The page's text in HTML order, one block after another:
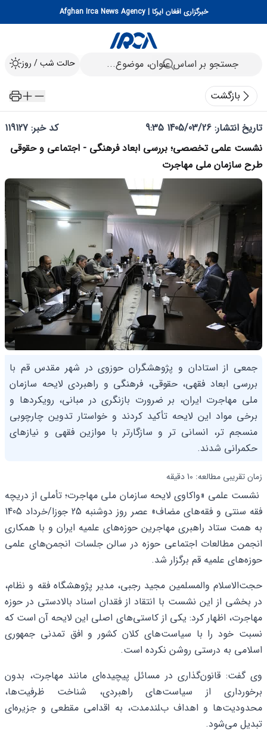
خبرگزاری افغان ایرکا | Afghan Irca News Agency
حالت شب / روز
بازگشت
تاریخ انتشار: 1405/03/26 9:35
کد خبر: 119127
نشست علمی تخصصی؛ بررسی ابعاد فرهنگی - اجتماعی و حقوقی
طرح سازمان ملی مهاجرت
جمعی از استادان و پژوهشگران حوزوی در شهر مقدس قم با
بررسی ابعاد فقهی، حقوقی، فرهنگی و راهبردی لایحه سازمان
ملی مهاجرت ایران، بر ضرورت بازنگری در مبانی، رویکردها و
برخی مواد این لایحه تأکید کردند و خواستار تدوین چارچوبی
منسجم تر، انسانی تر و سازگارتر با موازین فقهی و نیازهای
حکمرانی شدند.
زمان تقریبی مطالعه: 10 دقیقه
نشست علمی «واکاوی لایحه سازمان ملی مهاجرت؛ تأملی از دریچه
فقه سنتی و فقه‌های مضاف» عصر روز دوشنبه 25 جوزا/خرداد 1405
به همت ستاد راهبری مهاجرین حوزه‌های علمیه ایران و با همکاری
انجمن مطالعات اجتماعی حوزه در سالن جلسات انجمن‌های علمی
حوزه‌های علمیه قم برگزار شد.
حجت‌الاسلام والمسلمین مجید رجبی، مدیر پژوهشگاه فقه و نظام،
در بخشی از این نشست با انتقاد از فقدان اسناد بالادستی در حوزه
مهاجرت، اظهار کرد: یکی از کاستی‌های اصلی این لایحه آن است که
نسبت خود را با سیاست‌های کلان کشور و افق تمدنی جمهوری
اسلامی به‌ درستی روشن نکرده است.
وی گفت: قانون‌گذاری در مسائل پیچیده‌ای مانند مهاجرت، بدون
برخورداری از سیاست‌های راهبردی، شناخت ظرفیت‌ها،
محدودیت‌ها و اهداف بلندمدت، به اقدامی مقطعی و جزیره‌ای
تبدیل می‌شود.